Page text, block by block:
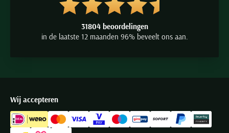
31804 beoordelingen
in de laatste 12 maanden 96% beveelt ons aan.
Wij accepteren